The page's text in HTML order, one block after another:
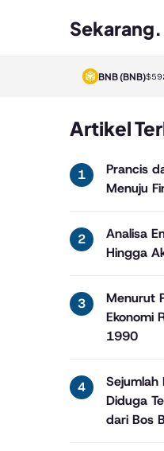
Sekarang.
BNB(BNB)
Artikel
Prancis
Menuju
Analisa
Hingga
Menurut
Ekonomi
1990
Sejumlah
Diduga
dari Bos